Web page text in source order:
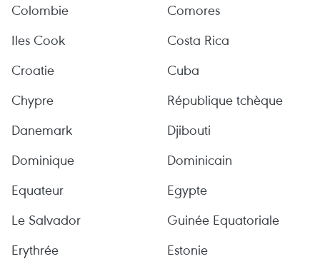
Colombie
Comores
Iles Cook
Costa Rica
Croatie
Cuba
Chypre
République tchèque
Danemark
Djibouti
Dominique
Dominicain
Equateur
Egypte
Le Salvador
Guinée Equatoriale
Erythrée
Estonie